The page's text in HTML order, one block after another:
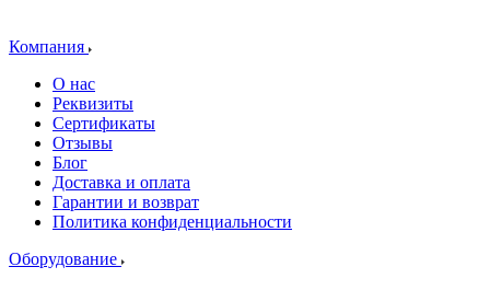
Компания
О нас
Реквизиты
Сертификаты
Отзывы
Блог
Доставка и оплата
Гарантии и возврат
Политика конфиденциальности
Оборудование